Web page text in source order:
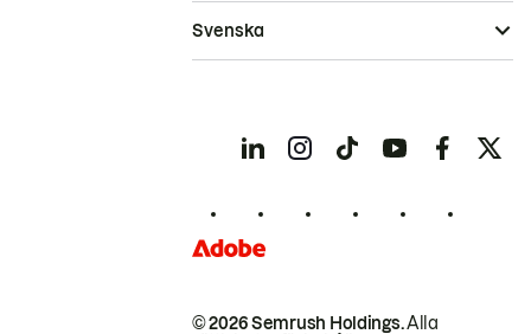
© 2026 Semrush Holdings.Alla
Svenska